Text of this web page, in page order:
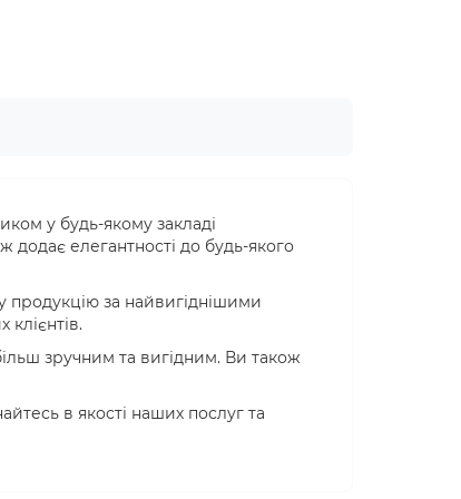
у будь-якому закладі
додає елегантності до будь-якого
продукцію за найвигіднішими
зручним та вигідним. Ви також
в якості наших послуг та